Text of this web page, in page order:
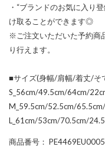
・“ブランドのお気に入り
け取ることができます◎
※ご注文いただいた予約商
り行えます。
■サイズ(身幅/肩幅/着丈/そ
S_56cm/49.5cm/64cm/
M_59.5cm/52.5cm/
L_61cm/53cm/70.5cm/
商品番号 ：